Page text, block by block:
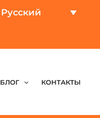
Русский
БЛОГ КОНТАКТЫ